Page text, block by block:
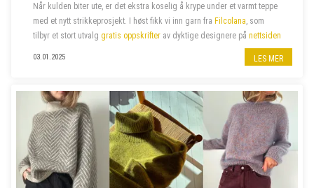
Når kulden biter ute, er det ekstra koselig å krype under et varmt teppe
med et nytt strikkeprosjekt. I høst fikk vi inn garn fra Filcolana , som
tilbyr et stort utvalg gratis oppskrifter av dyktige designere på nettsiden
03.01.2025 LES MER